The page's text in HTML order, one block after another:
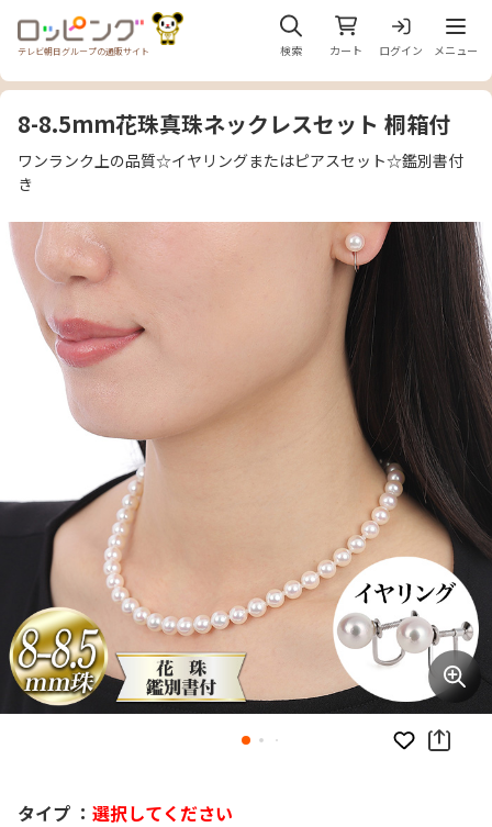
テレビ朝日グループの通販サイト 検索 カート ログイン
メニ
メニュー
お気に入り
8-8.5mm花珠真珠ネックレスセット 桐箱付
ワンランク上の品質☆イヤリングまたはピアスセット☆鑑別書付
き
タイプ ： 選択してください